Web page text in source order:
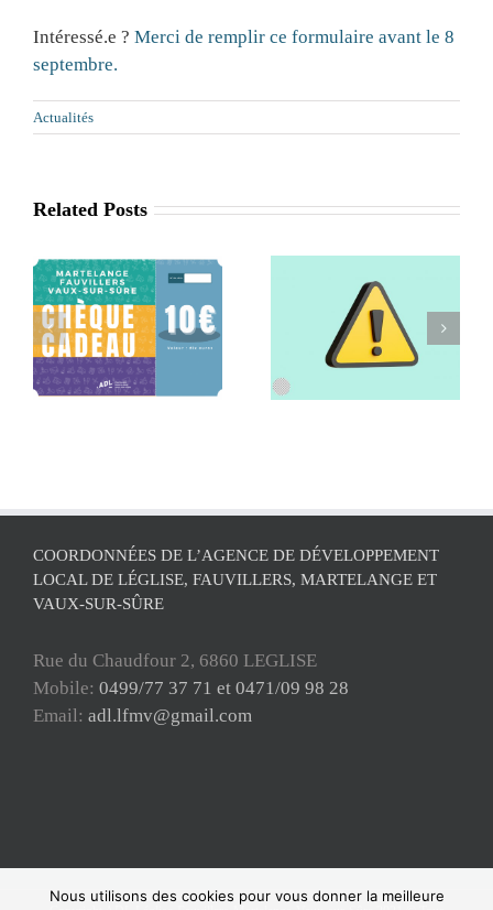
Intéressé.e ? Merci de remplir ce formulaire avant le 8
septembre.
Actualités
Related Posts
Retrait de la
commune de
Léglise de l’ADL
Séance
d’information
COORDONNÉES DE L’AGENCE DE DÉVELOPPEMENT
LOCAL DE LÉGLISE, FAUVILLERS, MARTELANGE ET
VAUX-SUR-SÛRE
Rue du Chaudfour 2, 6860 LEGLISE
Mobile: 0499/77 37 71 et 0471/09 98 28
Email: adl.lfmv@gmail.com
Nous utilisons des cookies pour vous donner la meilleure